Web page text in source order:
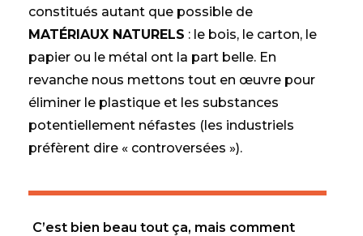
constitués autant que possible de
MATÉRIAUX NATURELS : le bois, le carton, le
papier ou le métal ont la part belle. En
revanche nous mettons tout en œuvre pour
éliminer le plastique et les substances
potentiellement néfastes (les industriels
préfèrent dire « controversées »).
C’est bien beau tout ça, mais comment